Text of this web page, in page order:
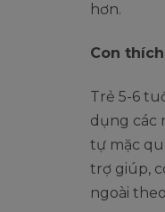
hơn.
Con
Trẻ 5-6
dụng các
tự mặc
trợ giúp,
ngoài